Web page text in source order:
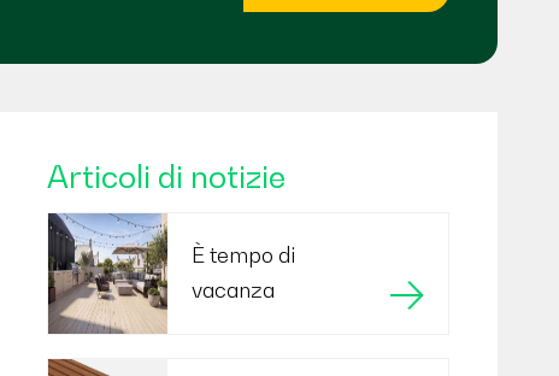
Articoli di notizie
È tempo di
vacanza